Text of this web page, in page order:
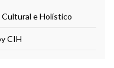
Cultural e Holístico
CIH